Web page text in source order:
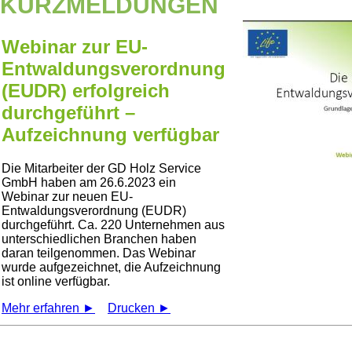
Webinar zur EU-
Entwaldungsverordnung
(EUDR) erfolgreich
durchgeführt –
Aufzeichnung verfügbar
Die Mitarbeiter der GD Holz Service
GmbH haben am 26.6.2023 ein
Webinar zur neuen EU-
Entwaldungsverordnung (EUDR)
durchgeführt. Ca. 220 Unternehmen aus
unterschiedlichen Branchen haben
daran teilgenommen. Das Webinar
wurde aufgezeichnet, die Aufzeichnung
ist online verfügbar.
Mehr erfahren ►
Drucken ►